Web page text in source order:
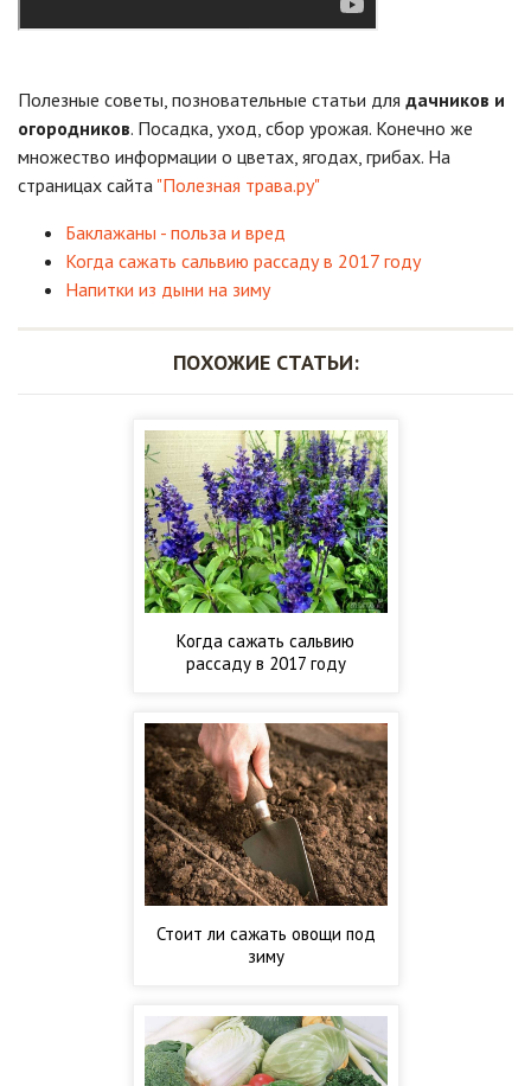
Полезные советы, позновательные статьи для дачников и
огородников. Посадка, уход, сбор урожая. Конечно же
множество информации о цветах, ягодах, грибах. На
страницах сайта "Полезная трава.ру"
Баклажаны - польза и вред
Когда сажать сальвию рассаду в 2017 году
Напитки из дыни на зиму
ПОХОЖИЕ СТАТЬИ:
Когда сажать сальвию
рассаду в 2017 году
Стоит ли сажать овощи под
зиму